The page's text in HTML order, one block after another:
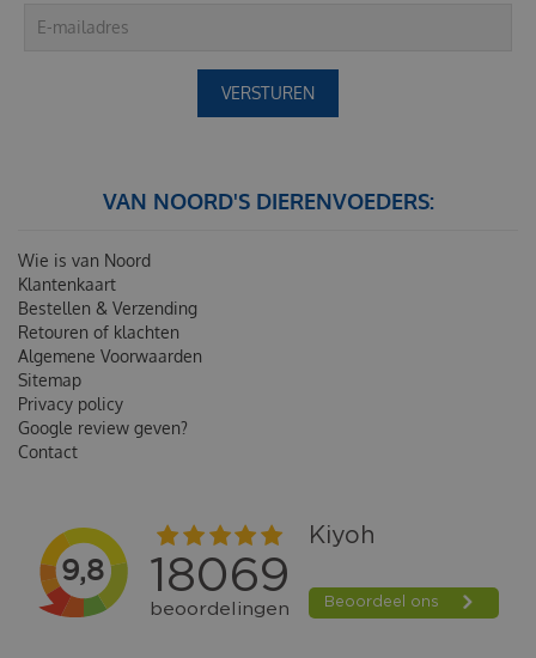
VAN NOORD'S DIERENVOEDERS:
Wie is van Noord
Klantenkaart
Bestellen & Verzending
Retouren of klachten
Algemene Voorwaarden
Sitemap
Privacy policy
Google review geven?
Contact